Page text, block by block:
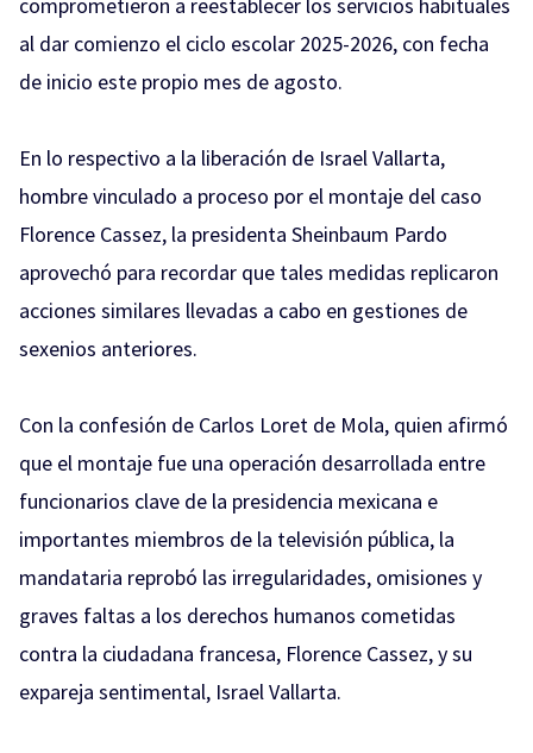
comprometieron a reestablecer los servicios habituales
al dar comienzo el ciclo escolar 2025-2026, con fecha
de inicio este propio mes de agosto.
En lo respectivo a la liberación de Israel Vallarta,
hombre vinculado a proceso por el montaje del caso
Florence Cassez, la presidenta Sheinbaum Pardo
aprovechó para recordar que tales medidas replicaron
acciones similares llevadas a cabo en gestiones de
sexenios anteriores.
Con la confesión de Carlos Loret de Mola, quien afirmó
que el montaje fue una operación desarrollada entre
funcionarios clave de la presidencia mexicana e
importantes miembros de la televisión pública, la
mandataria reprobó las irregularidades, omisiones y
graves faltas a los derechos humanos cometidas
contra la ciudadana francesa, Florence Cassez, y su
expareja sentimental, Israel Vallarta.